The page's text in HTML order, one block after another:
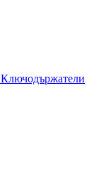
Ключодържатели